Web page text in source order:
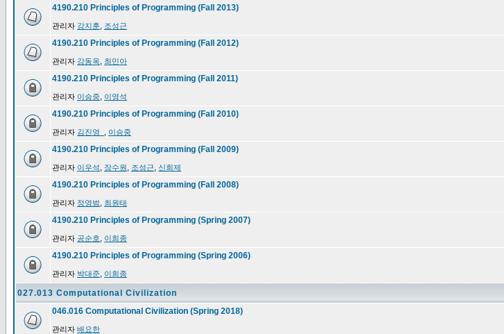
4190.210 Principles of Programming (Fall 2013)
관리자 강지훈 조성근
4190.210 Principles of Programming (Fall 2012)
관리자 강동옥 최민아
4190.210 Principles of Programming (Fall 2011)
관리자 이승중 이영석
4190.210 Principles of Programming (Fall 2010)
관리자 김진영_ 이승중
4190.210 Principles of Programming (Fall 2009)
관리자 이우석 장수원 조성근 신희제
4190.210 Principles of Programming (Fall 2008)
관리자 정영범 최원태
4190.210 Principles of Programming (Spring 2007)
관리자 공순호 이희종
4190.210 Principles of Programming (Spring 2006)
관리자 박대준 이희종
027.013 Computational Civilization
046.016 Computational Civilization (Spring 2018)
관리자 배요한